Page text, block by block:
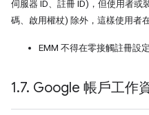
伺服器 ID、註冊 ID)，但使用者
碼、啟用權杖) 除外，這樣使用者
EMM 不得在零接觸註冊設
1.7. Google 帳戶工作